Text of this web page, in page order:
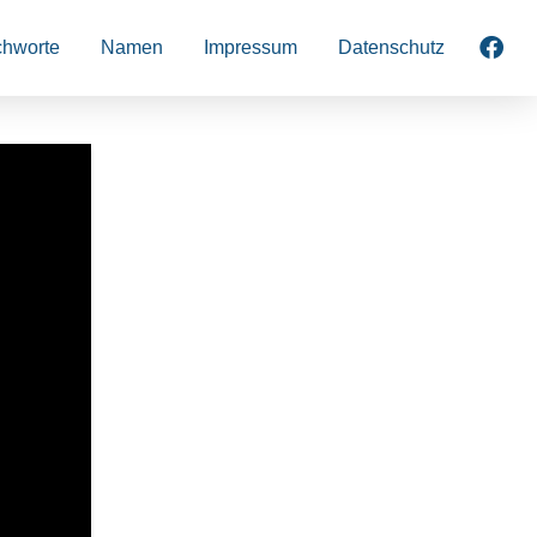
Namen Impressum Datenschutz